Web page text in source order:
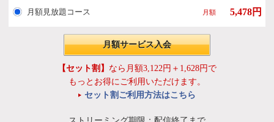
月額見放題コース 月額 5,478円
月額サービス入会
【セット割】 なら月額3,122円＋1,628円で
もっとお得にご利用いただけます。
セット割ご利用方法はこちら